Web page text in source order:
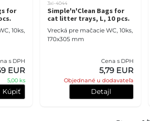
for
10ks,
s DPH
EUR
5,00 ks
Kúpiť
3xi-4044
Simple'n'Clean Bags for
cat litter trays, L, 10 pcs.
Vrecká pre mačacie WC, 10ks,
170x305 mm
Cena s DPH
5,79 EUR
Objednané u dodavateľa
Detajl